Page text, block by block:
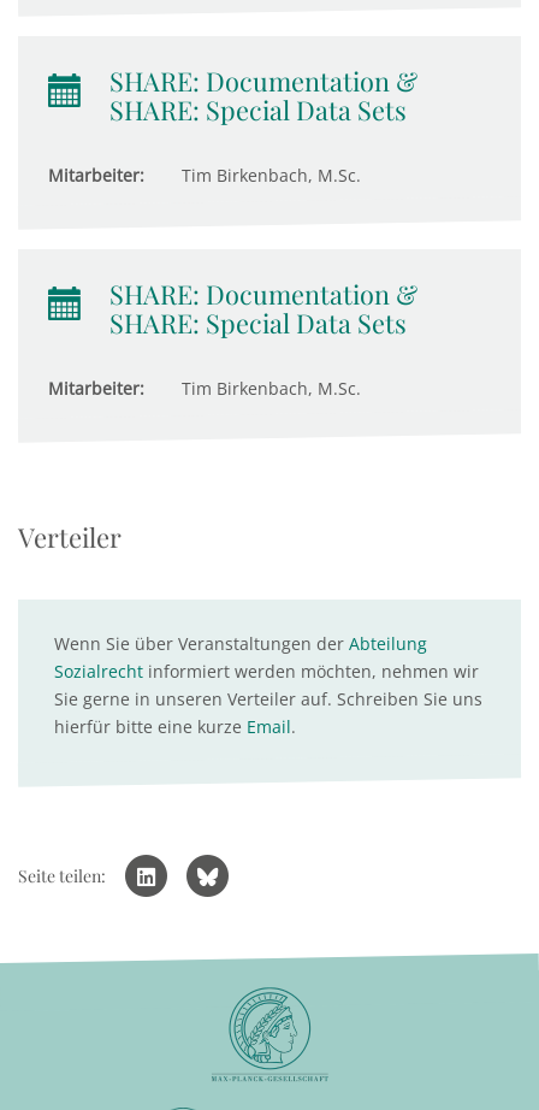
SHARE: Documentation &
SHARE: Special Data Sets
Mitarbeiter: Tim Birkenbach, M.Sc.
SHARE: Documentation &
SHARE: Special Data Sets
Mitarbeiter: Tim Birkenbach, M.Sc.
Verteiler
Wenn Sie über Veranstaltungen der Abteilung
Sozialrecht informiert werden möchten, nehmen wir
Sie gerne in unseren Verteiler auf. Schreiben Sie uns
hierfür bitte eine kurze Email.
Seite teilen: